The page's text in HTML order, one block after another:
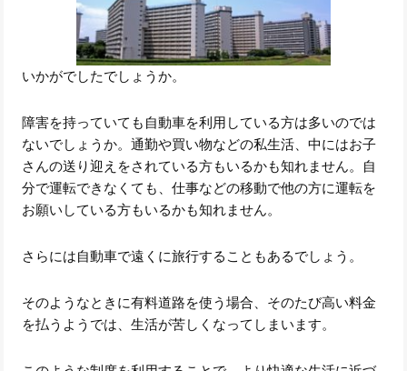
いかがでしたでしょうか。
障害を持っていても自動車を利用している方は多いのでは
ないでしょうか。通勤や買い物などの私生活、中にはお子
さんの送り迎えをされている方もいるかも知れません。自
分で運転できなくても、仕事などの移動で他の方に運転を
お願いしている方もいるかも知れません。
さらには自動車で遠くに旅行することもあるでしょう。
そのようなときに有料道路を使う場合、そのたび高い料金
を払うようでは、生活が苦しくなってしまいます。